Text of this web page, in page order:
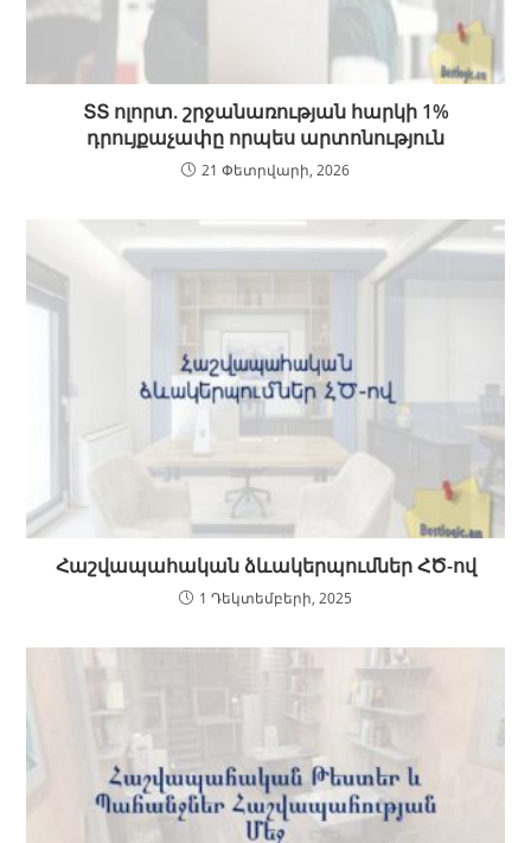
ՏՏ ոլորտ. շրջանառության հարկի 1%
դրույքաչափը որպես արտոնություն
21 Փետրվարի, 2026
Հաշվապահական ձևակերպումներ ՀԾ-ով
1 Դեկտեմբերի, 2025